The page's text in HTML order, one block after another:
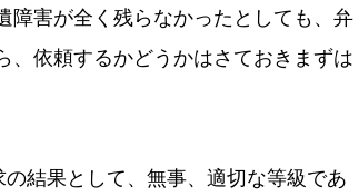
障害が全く残らなかったとしても、弁
依頼するかどうかはさておきまずは
結果として、無事、適切な等級であ